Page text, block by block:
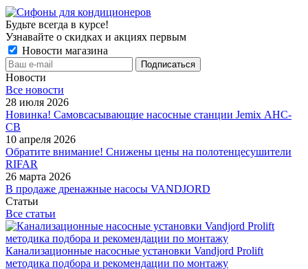
Будьте всегда в курсе!
Узнавайте о скидках и акциях первым
Новости магазина
Новости
Все новости
28 июля 2026
Новинка! Самовсасывающие насосные станции Jemix АНС-
СВ
10 апреля 2026
Обратите внимание! Снижены цены на полотенцесушители
RIFAR
26 марта 2026
В продаже дренажные насосы VANDJORD
Статьи
Все статьи
Канализационные насосные установки Vandjord Prolift
методика подбора и рекомендации по монтажу